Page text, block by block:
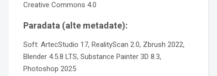
Creative Commons 4.0
Paradata (alte metadate):
Soft: ArtecStudio 17, RealityScan 2.0, Zbrush 2022,
Blender 4.5.8 LTS, Substance Painter 3D 8.3,
Photoshop 2025